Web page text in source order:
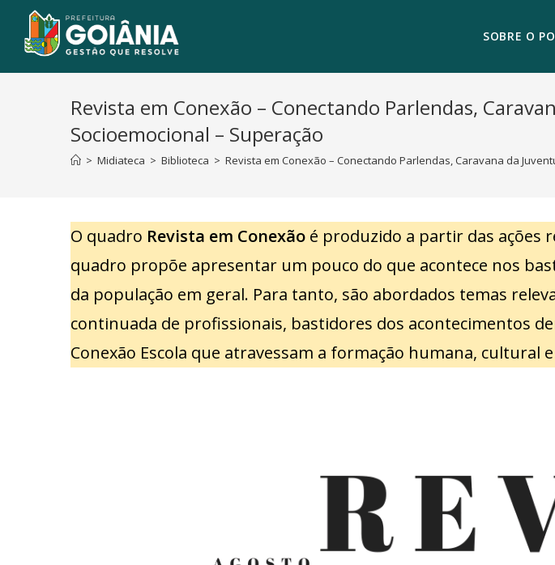
SOBRE O
Revista em Conexão – Conectando Parlendas,
Socioemocional – Superação
> Midiateca > Biblioteca > Revista em Conexão – Conectando Parlendas, Caravana da
O quadro Revista em Conexão é produzido a partir das ações
quadro propõe apresentar um pouco do que acontece nos
da população em geral. Para tanto, são abordados temas
continuada de profissionais, bastidores dos acontecimentos
Conexão Escola que atravessam a formação humana, cultural